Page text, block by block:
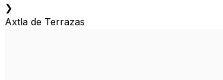
❯
Axtla de Terrazas